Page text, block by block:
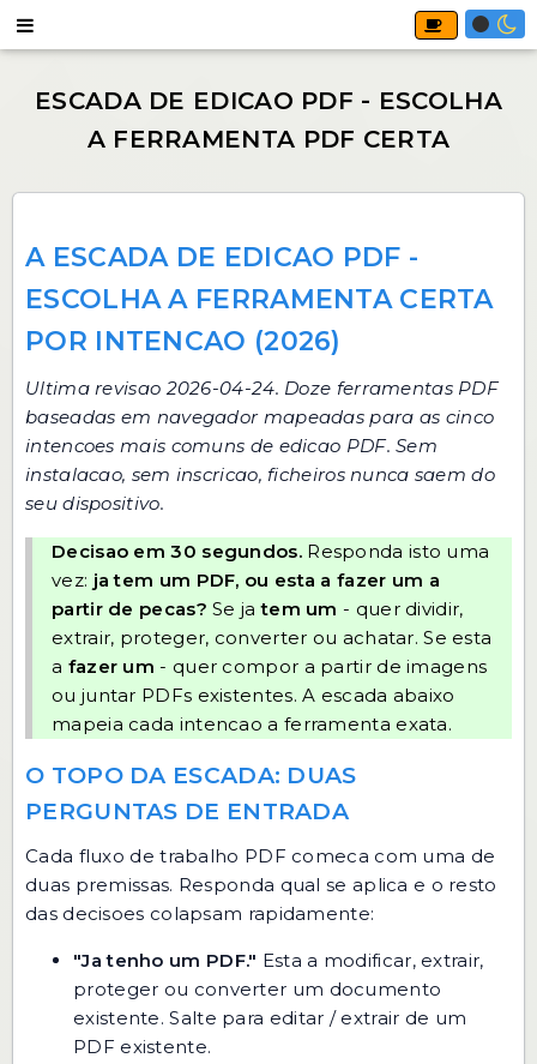
A ESCADA DE EDICAO PDF -
ESCOLHA A FERRAMENTA CERTA
POR INTENCAO (2026)
Ultima revisao 2026-04-24. Doze ferramentas PDF
baseadas em navegador mapeadas para as cinco
intencoes mais comuns de edicao PDF. Sem
instalacao, sem inscricao, ficheiros nunca saem do
seu dispositivo.
Decisao em 30 segundos.Responda isto uma
vez: ja tem um PDF, ou esta a fazer um a
partir de pecas? Se jatem um - quer dividir,
extrair, proteger, converter ou achatar. Se esta
a fazer um - quer compor a partir de imagens
ou juntar PDFs existentes. A escada abaixo
mapeia cada intencao a ferramenta exata.
O TOPO DA ESCADA: DUAS
PERGUNTAS DE ENTRADA
Cada fluxo de trabalho PDF comeca com uma de
duas premissas. Responda qual se aplica e o resto
das decisoes colapsam rapidamente:
"Ja tenho um PDF." Esta a modificar, extrair,
proteger ou converter um documento
existente. Salte para editar / extrair de um
PDF existente.